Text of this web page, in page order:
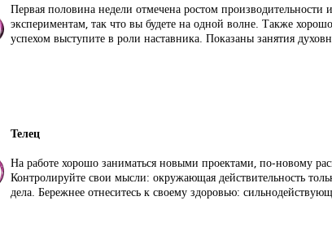
Первая половина недели отмечена ростом
экспериментам, так что вы будете на одной волне. Также
успехом выступите в роли наставника. Показаны занятия
Телец
На работе хорошо заниматься новыми проектами, по-новому
Контролируйте свои мысли: окружающая действительность
дела. Бережнее отнеситесь к своему здоровью: